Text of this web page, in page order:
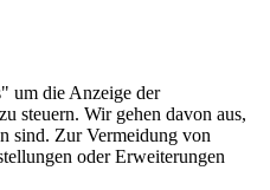
um die Anzeige der
steuern. Wir gehen davon aus,
sind. Zur Vermeidung von
oder Erweiterungen